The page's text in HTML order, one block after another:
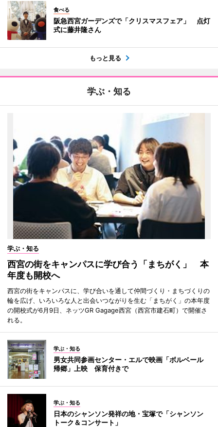
食べる
阪急西宮ガーデンズで「クリスマスフェア」 点灯
式に藤井隆さん
もっと見る
学ぶ・知る
学ぶ・知る
西宮の街をキャンパスに学び合う「まちがく」 本
年度も開校へ
西宮の街をキャンパスに、学び合いを通して仲間づくり・まちづくりの
輪を広げ、いろいろな人と出会いつながりを生む「まちがく」の本年度
の開校式が6月9日、ネッツGR Gagage西宮（西宮市建石町）で開催さ
れる。
学ぶ・知る
男女共同参画センター・エルで映画「ボルベール
帰郷」上映 保育付きで
学ぶ・知る
日本のシャンソン発祥の地・宝塚で「シャンソン
トーク＆コンサート」